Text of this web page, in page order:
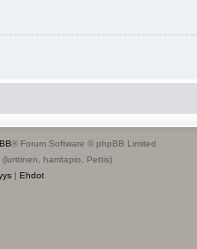
® Forum Software © phpBB Limited
harritapio, Pettis)
| Ehdot